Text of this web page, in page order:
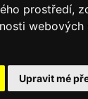
prostředí,
Upravit mé